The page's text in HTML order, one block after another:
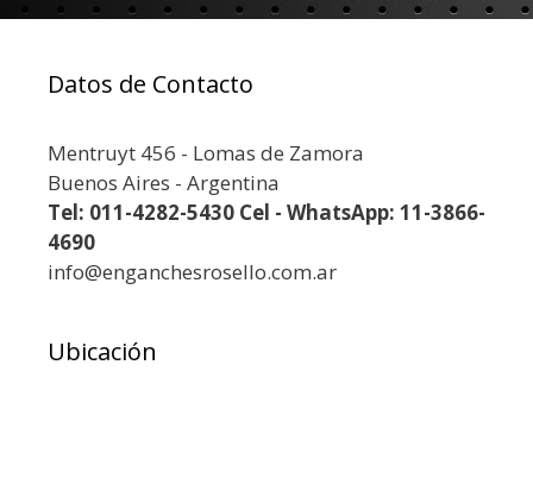
Datos de Contacto
Mentruyt 456 - Lomas de Zamora
Buenos Aires - Argentina
Tel: 011-4282-5430 Cel - WhatsApp: 11-3866-
4690
info@enganchesrosello.com.ar
Ubicación